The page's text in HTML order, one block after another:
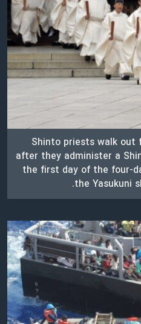
صلح
Shinto priests walk out
after they administer a
the first day of the four-
the Yasukuni